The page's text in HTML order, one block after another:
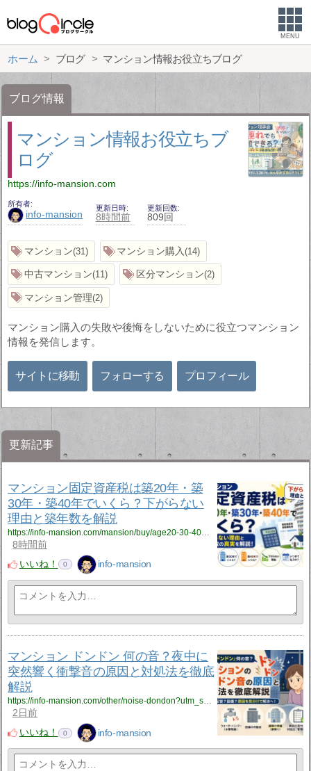
MENU
ホーム ブログ マンション情報お役立ちブログ
ブログ情報
マンション情報お役立ちブ
ログ
https://info-mansion.com
所有者
info-mansion
更新日時
8時間前
更新回数
809回
マンション 31 マンション購入 14
中古マンション 11 区分マンション 2
マンション管理 2
マンション購入の失敗や後悔をしないために役立つマンション
情報を発信します。
サイトに移動 フォローする プロフィール
更新記事
マンション固定資産税は築20年・築
30年・築40年でいくら？下がらない
理由と築年数を解説
https://info-mansion.com/mansion/buy/age20-30-40?utm_source=rss&utm_medium=rss&utm_campaign=age20-30-40
8時間前
いいね！
0 info-mansion
マンション ドンドン 何の音？夜中に
突然響く衝撃音の原因と対処法を徹底
解説
https://info-mansion.com/other/noise-dondon?utm_source=rss&utm_medium=rss&utm_campaign=noise-dondon
2日前
いいね！
0 info-mansion